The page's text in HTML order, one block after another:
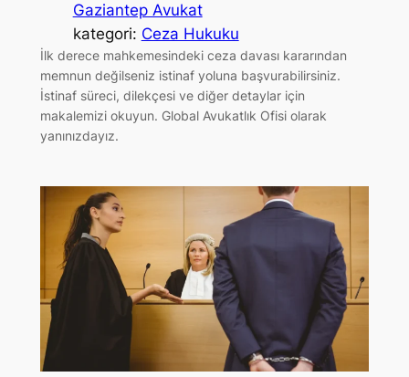
Gaziantep Avukat
kategori: Ceza Hukuku
İlk derece mahkemesindeki ceza davası kararından
memnun değilseniz istinaf yoluna başvurabilirsiniz.
İstinaf süreci, dilekçesi ve diğer detaylar için
makalemizi okuyun. Global Avukatlık Ofisi olarak
yanınızdayız.